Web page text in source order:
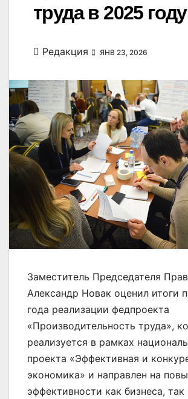
труда в 2025 году
Редакция ЯНВ 23, 2026
Заместитель Председателя
Александр Новак оценил итоги
года реализации федпроекта
«Производительность труда»,
реализуется в рамках
проекта «Эффективная и
экономика» и направлен на
эффективности как бизнеса, так